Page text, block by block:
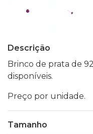
Descrição
Brinco de prata de
disponíveis.
Preço por unidade.
Tamanho